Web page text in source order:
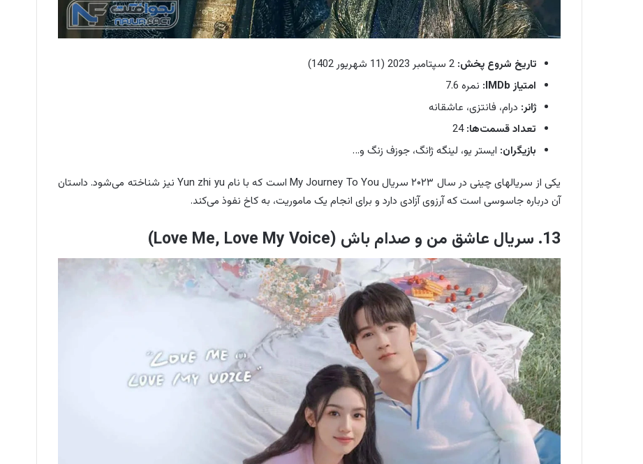
تاریخ شروع پخش:
امتیاز IMDb:
نمره 7.6
ژانر: درام، فانتزی، عاشقانه
تعداد قسمت‌ها:24
بازیگران: ایستر یو، لینگه ژانگ، جوزف زنگ و…
یکی از سریالهای چینی در سال ۲۰۲۳ سریال My Journey To You است که با نام Yun zhi yu نیز شناخته می‌شود. داستان
آن درباره جاسوسی است که آرزوی آزادی دارد و برای انجام یک ماموریت، به کاخ نفوذ می‌کند.
13. سریال عاشق من و صدام باش (Love Me, Love My Voice)